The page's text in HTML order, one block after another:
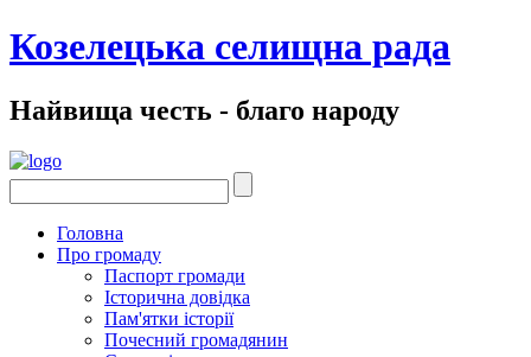
Козелецька селищна рада
Найвища честь - благо народу
Головна
Про громаду
Паспорт громади
Історична довідка
Пам'ятки історії
Почесний громадянин